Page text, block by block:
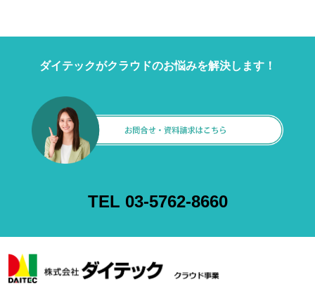
ダイテックがクラウドのお悩みを解決します！
TEL 03-5762-8660